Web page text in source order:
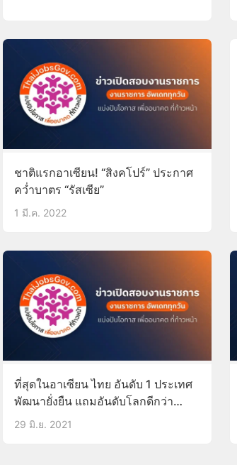
ชาติแรกอาเซียน! “สิงคโปร์” ประกาศ
คว่ำบาตร “รัสเซีย”
1 มี.ค. 2022
ที่สุดในอาเซียน ไทย อันดับ 1 ประเทศ
พัฒนายั่งยืน แถมอันดับโลกดีกว่า
สิงคโปร์
29 มิ.ย. 2021